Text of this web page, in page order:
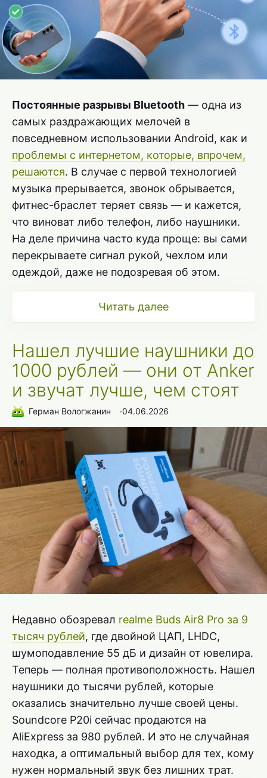
Постоянные разрывы Bluetooth — одна из
самых раздражающих мелочей в
повседневном использовании Android, как и
проблемы с интернетом, которые, впрочем,
решаются. В случае с первой технологией
музыка прерывается, звонок обрывается,
фитнес-браслет теряет связь — и кажется,
что виноват либо телефон, либо наушники.
На деле причина часто куда проще: вы сами
перекрываете сигнал рукой, чехлом или
одеждой, даже не подозревая об этом.
Читать далее
Нашел лучшие наушники до
1000 рублей — они от Anker
и звучат лучше, чем стоят
Герман Вологжанин ∙04.06.2026
Недавно обозревал realme Buds Air8 Pro за 9
тысяч рублей, где двойной ЦАП, LHDC,
шумоподавление 55 дБ и дизайн от ювелира.
Теперь — полная противоположность. Нашел
наушники до тысячи рублей, которые
оказались значительно лучше своей цены.
Soundcore P20i сейчас продаются на
AliExpress за 980 рублей. И это не случайная
находка, а оптимальный выбор для тех, кому
нужен нормальный звук без лишних трат.